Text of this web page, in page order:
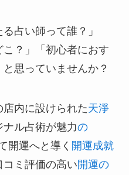
占い師って誰？」
こ？」「初心者におす
思っていませんか？
内に設けられた天淨
ル占術が魅力の
開運へと導く 開運成就
ミ評価の高い開運の